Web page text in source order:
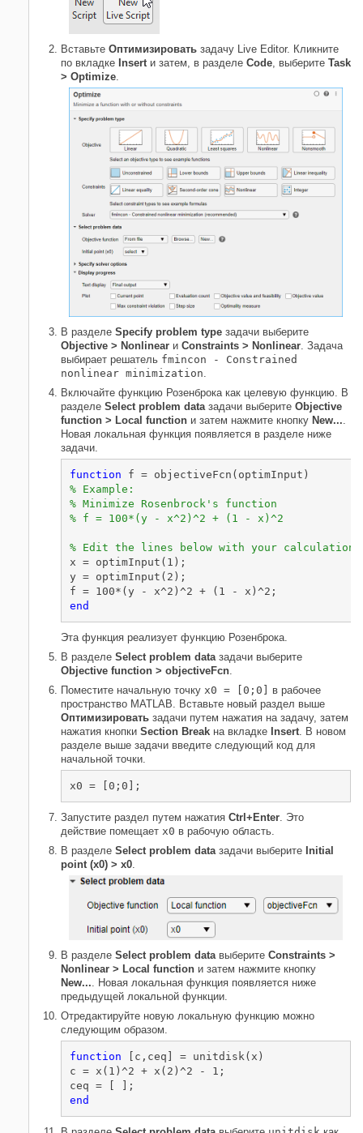
Вставьте Оптимизировать задачу Live Editor. Кликните
по вкладке Insertи затем, в разделе Code, выберите Task
> Optimize.
В разделе Specify problem type задачи выберите
Objective > Nonlinear и Constraints > Nonlinear. Задача
выбирает решатель fmincon - Constrained
nonlinear minimization.
Включайте функцию Розенброка как целевую функцию. В
разделе Select problem dataзадачи выберите Objective
function > Local function и затем нажмите кнопку New....
Новая локальная функция появляется в разделе ниже
задачи.
function
% Example:
% Minimize Rosenbrock's function
% f = 100*(y - x^2)^2 + (1 - x)^2
% Edit the lines below with your calculation
x = optimInput(1);
y = optimInput(2);
end
Эта функция реализует функцию Розенброка.
В разделе Select problem dataзадачи выберите
Objective function > objectiveFcn.
Поместите начальную точку x0 = [0;0]
в рабочее
пространство MATLAB. Вставьте новый раздел выше
Оптимизировать задачи путем нажатия на задачу, затем
нажатия кнопки Section Break на вкладке Insert. В новом
разделе выше задачи введите следующий код для
начальной точки.
x0 = [0;0];
Запустите раздел путем нажатия Ctrl+Enter. Это
действие помещает x0 в рабочую область.
В разделе Select problem dataзадачи выберите Initial
point (x0) > x0.
В разделе Select problem data выберите Constraints >
Nonlinear > Local function и затем нажмите кнопку
New... . Новая локальная функция появляется ниже
предыдущей локальной функции.
Отредактируйте новую локальную функцию можно
следующим образом.
function [c,ceq] = unitdisk(x)
c = x(1)^2 + x(2)^2 - 1;
end